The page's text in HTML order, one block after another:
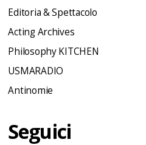
Editoria & Spettacolo
Acting Archives
Philosophy KITCHEN
USMARADIO
Antinomie
Seguici